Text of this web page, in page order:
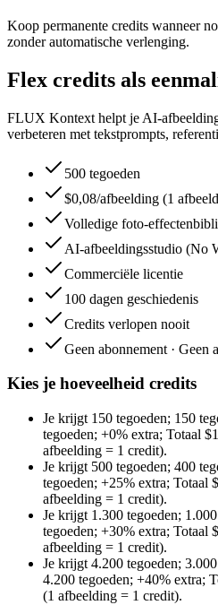
Koop permanente credits wanneer
zonder automatische verlenging.
Flex credits als
FLUX Kontext helpt je AI-
verbeteren met tekstprompts,
500 tegoeden
$0,08/afbeelding (1
Volledige foto-
AI-afbeeldingsstudio (No
Commerciële licentie
100 dagen geschiedenis
Credits verlopen nooit
Geen abonnement · Geen
Kies je hoeveelheid credits
Je krijgt 150 tegoeden; 150
tegoeden; +0% extra; Totaal $
afbeelding = 1 credit).
Je krijgt 500 tegoeden; 400
tegoeden; +25% extra; Totaal $
afbeelding = 1 credit).
Je krijgt 1.300 tegoeden;
tegoeden; +30% extra; Totaal $
afbeelding = 1 credit).
Je krijgt 4.200 tegoeden;
4.200 tegoeden; +40% extra;
(1 afbeelding = 1 credit).